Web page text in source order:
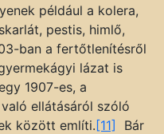
például a kolera,
pestis, himlő,
ban a fertőtlenítésről
lázat is
1907-es, a
ellátásáról szóló
között említi.[11] Bár